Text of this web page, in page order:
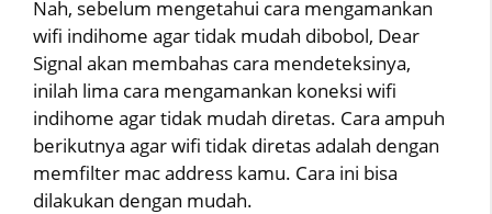
Nah, sebelum mengetahui cara mengamankan
wifi indihome agar tidak mudah dibobol, Dear
Signal akan membahas cara mendeteksinya,
inilah lima cara mengamankan koneksi wifi
indihome agar tidak mudah diretas. Cara ampuh
berikutnya agar wifi tidak diretas adalah dengan
memfilter mac address kamu. Cara ini bisa
dilakukan dengan mudah.